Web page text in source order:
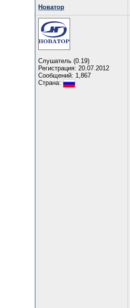
Новатор
Слушатель (0.19)
Регистрация: 20.07.2012
Сообщений: 1,867
Страна: